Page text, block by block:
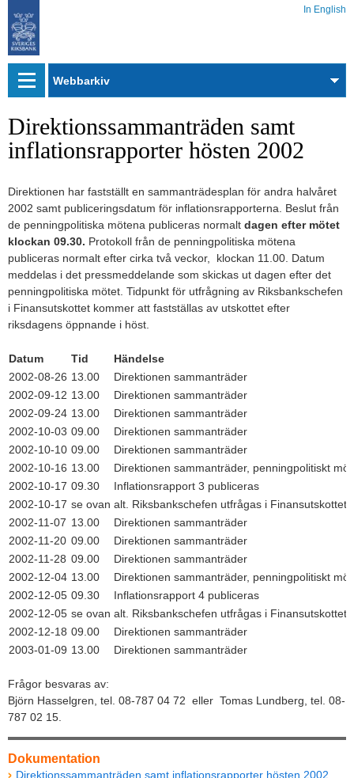
In English
Webbarkiv
Direktionssammanträden samt
inflationsrapporter hösten 2002
Direktionen har fastställt en sammanträdesplan för andra halvåret
2002 samt publiceringsdatum för inflationsrapporterna. Beslut från
de penningpolitiska mötena publiceras normalt dagen efter mötet
klockan 09.30. Protokoll från de penningpolitiska mötena
publiceras normalt efter cirka två veckor, klockan 11.00. Datum
meddelas i det pressmeddelande som skickas ut dagen efter det
penningpolitiska mötet. Tidpunkt för utfrågning av Riksbankschefen
i Finansutskottet kommer att fastställas av utskottet efter
riksdagens öppnande i höst.
Datum Tid
Händelse
2002-08-26 13.00
Direktionen sammanträder
2002-09-12 13.00
Direktionen sammanträder
2002-09-24 13.00
Direktionen sammanträder
2002-10-03 09.00
Direktionen sammanträder
2002-10-10 09.00
Direktionen sammanträder
2002-10-16 13.00
Direktionen sammanträder, penningpolitiskt
2002-10-17 09.30
Inflationsrapport 3 publiceras
2002-10-17 se ovan alt. Riksbankschefen utfrågas i Finansutskottet
2002-11-07 13.00
Direktionen sammanträder
2002-11-20 09.00
Direktionen sammanträder
2002-11-28 09.00
Direktionen sammanträder
2002-12-04 13.00
Direktionen sammanträder, penningpolitiskt
2002-12-05 09.30
Inflationsrapport 4 publiceras
2002-12-05 se ovan alt. Riksbankschefen utfrågas i Finansutskottet
2002-12-18 09.00
Direktionen sammanträder
2003-01-09 13.00 Direktionen sammanträder
Frågor besvaras av:
Björn Hasselgren, tel. 08-787 04 72 eller Tomas Lundberg, tel. 08-
787 02 15.
Dokumentation
Direktionssammanträden samt inflationsrapporter hösten 2002